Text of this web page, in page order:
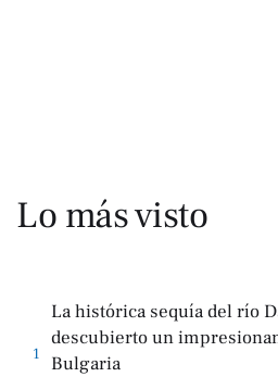
Lo más visto
1
La histórica sequía del río
descubierto un
Bulgaria